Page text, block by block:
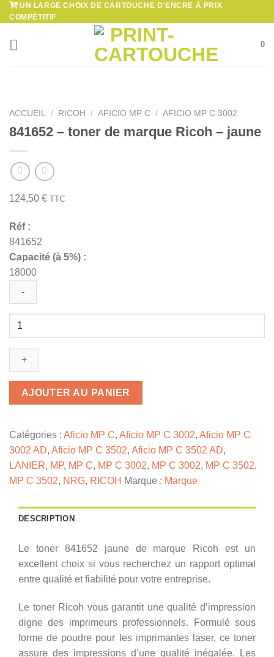
Passer
au
contenu
UN LARGE CHOIX DE CARTOUCHE D'ENCRE À PRIX
COMPÉTITIF
0
ACCUEIL / RICOH / AFICIO MP C / AFICIO MP C 3002
841652 – toner de marque Ricoh – jaune
124,50 € TTC
Réf :
841652
Capacité (à 5%) :
18000
quantité
841652
marque
-
jaune
AJOUTER AU PANIER
Catégories : Aficio MP C, Aficio MP C 3002, Aficio MP C
3002 AD, Aficio MP C 3502, Aficio MP C 3502 AD,
LANIER, MP, MP C, MP C 3002, MP C 3002, MP C 3502,
MP C 3502, NRG, RICOH Marque : Marque
DESCRIPTION
Le toner 841652 jaune de marque Ricoh est un
excellent choix si vous recherchez un rapport optimal
entre qualité et fiabilité pour votre entreprise.
Le toner Ricoh vous garantit une qualité d’impression
digne des imprimeurs professionnels. Formulé sous
forme de poudre pour les imprimantes laser, ce toner
assure des impressions d’une qualité inégalée. Les